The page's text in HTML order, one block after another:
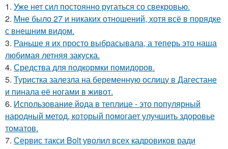
1. Уже нет сил постоянно ругаться со свекровью.
2. Мне было 27 и никаких отношений, хотя всё в порядке
с внешним видом.
3. Раньше я их просто выбрасывала, а теперь это наша
любимая летняя закуска.
4. Средства для подкормки помидоров.
5. Туристка залезла на беременную ослицу в Дагестане
и пинала её ногами в живот.
6. Использование йода в теплице - это популярный
народный метод, который помогает улучшить здоровье
томатов.
7. Сервис такси Bolt уволил всех кадровиков ради